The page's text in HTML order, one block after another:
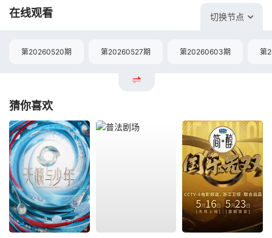
在线观看 切换节点
第20260520期 第20260527期 第20260603期 第
猜你喜欢